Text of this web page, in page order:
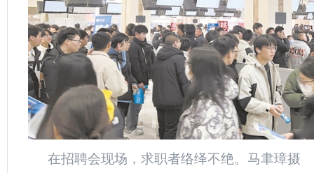
在招聘会现场，求职者络绎不绝。马聿璋摄